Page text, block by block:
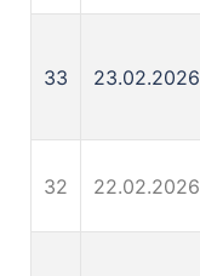
33 23.02.2026
32 22.02.2026